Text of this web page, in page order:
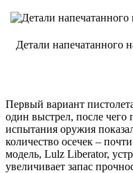
Детали напечатанного
Первый вариант
один выстрел, после
испытания оружия
количество осечек –
модель, Lulz Liberator,
увеличивает запас